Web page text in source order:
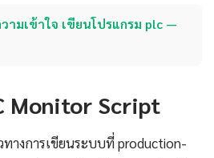
ามเข้าใจ เขียนโปรแกรม plc —
Monitor Script
างการเขียนระบบที่ production-